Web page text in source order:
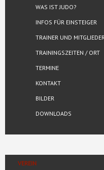
WAS IST JUDO?
INFOS FÜR EINSTEIGER
TRAINER UND MITGLIEDER
TRAININGSZEITEN / ORT
TERMINE
KONTAKT
BILDER
DOWNLOADS
VEREIN